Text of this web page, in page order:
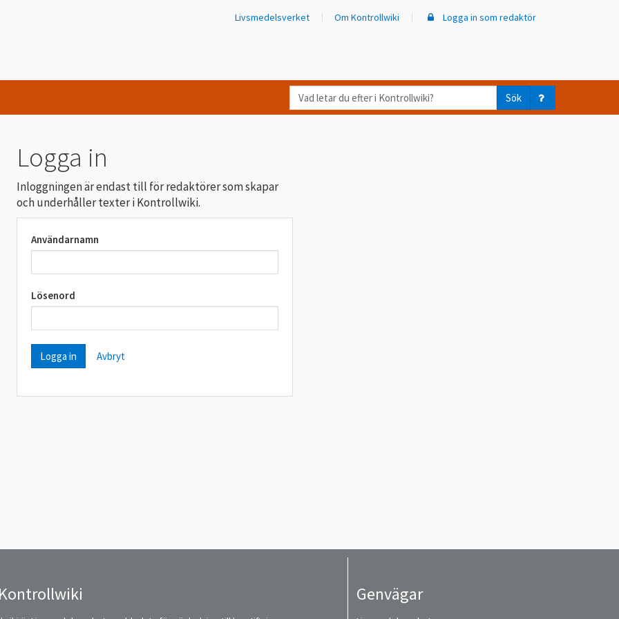
Livsmedelsverket Om Kontrollwiki Logga in som redaktör
Vad
letar
Sök
Logga in
Inloggningen är endast till för redaktörer som skapar
och underhåller texter i Kontrollwiki.
Användarnamn
Lösenord
Avbryt
Genvägar